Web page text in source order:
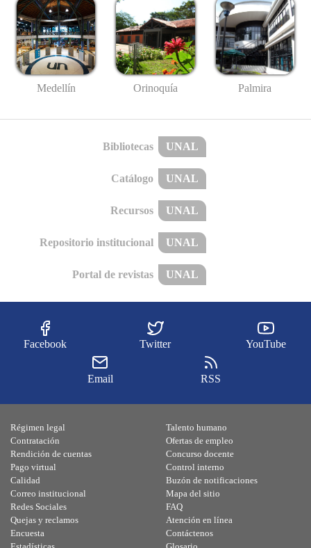
Medellín Orinoquía Palmira
Bibliotecas UNAL
Catálogo UNAL
Recursos UNAL
Repositorio institucional UNAL
Portal de revistas UNAL
Facebook Twitter YouTube
Email RSS
Régimen legal
Contratación
Rendición de cuentas
Pago virtual
Calidad
Talento humano
Ofertas de empleo
Concurso docente
Control interno
Buzón de notificaciones
Correo institucional
Redes Sociales
Quejas y reclamos
Encuesta
Mapa del sitio
FAQ
Atención en línea
Contáctenos